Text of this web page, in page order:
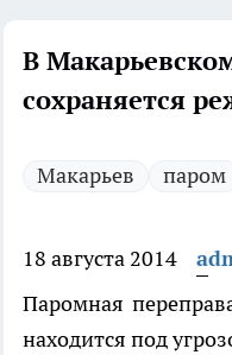
В
сохраняется
Макарьев паром
18 августа 2014
Паромная
находится под